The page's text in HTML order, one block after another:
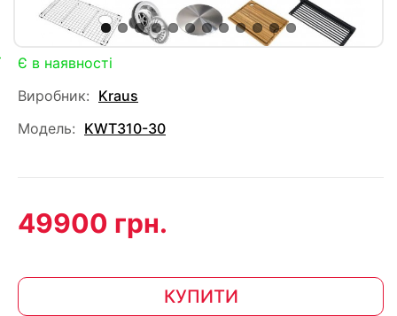
Є в наявності
Виробник: Kraus
Модель: KWT310-30
49900 грн.
КУПИТИ